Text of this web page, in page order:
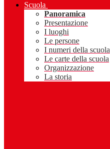
Scuola
Panoramica
Presentazione
I luoghi
Le persone
I numeri della scuola
Le carte della scuola
Organizzazione
La storia